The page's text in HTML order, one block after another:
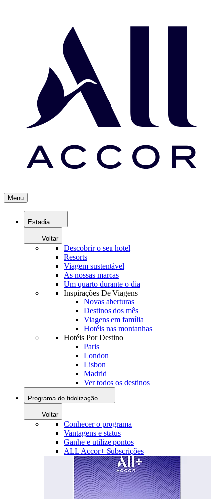
Menu
Estadia
Voltar
Descobrir o seu hotel
Resorts
Viagem sustentável
As nossas marcas
Um quarto durante o dia
Inspirações De Viagens
Novas aberturas
Destinos dos mês
Viagens em família
Hotéis nas montanhas
Hotéis Por Destino
Paris
London
Lisbon
Madrid
Ver todos os destinos
Programa de fidelização
Voltar
Conhecer o programa
Vantagens e status
Ganhe e utilize pontos
ALL Accor+ Subscrições